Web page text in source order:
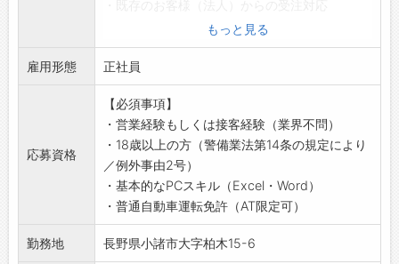
・警備ニーズに応じたサービス提案
・見積書の作成
・自社の警備員へ案件の申し送り、業務内容の
説明など
・新規のお客様へのご提案
※主に、既存のお客様へのご提案がメインとな
ります。
※警備の需要も年々高くなっておりますので、
提案のしやすさも魅力です。
＜担当エリア＞
東信エリアがメインです。
＜警備案件＞
もっと見る
雇用形態 正社員
応募資格
【必須事項】
・営業経験もしくは接客経験（業界不問）
・18歳以上の方（警備業法第14条の規定により
／例外事由2号）
・基本的なPCスキル（Excel・Word）
・普通自動車運転免許（AT限定可）
勤務地 長野県小諸市大字柏木15-6